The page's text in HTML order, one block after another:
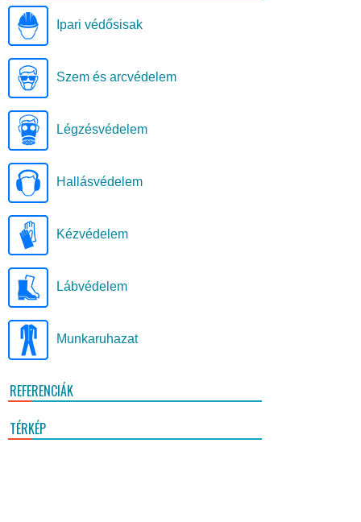
Ipari védősisak
Szem és arcvédelem
Légzésvédelem
Hallásvédelem
Kézvédelem
Lábvédelem
Munkaruhazat
REFERENCIÁK
TÉRKÉP